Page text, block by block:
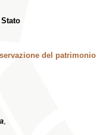
del patrimonio
,